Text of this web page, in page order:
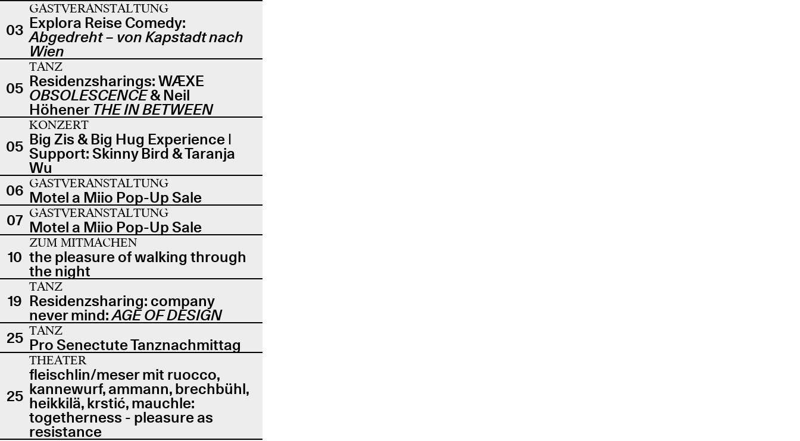
03
GASTVERANSTALTUNG
Explora Reise Comedy:
Abgedreht – von Kapstadt nach
Wien
05
TANZ
Residenzsharings: WÆXE
OBSOLESCENCE& Neil
Höhener THE IN BETWEEN
05
KONZERT
Big Zis & Big Hug Experience |
Support: Skinny Bird & Taranja
Wu
06 GASTVERANSTALTUNG
Motel a Miio Pop-Up Sale
07 GASTVERANSTALTUNG
Motel a Miio Pop-Up Sale
10
ZUM MITMACHEN
the pleasure of walking through
the night
19
TANZ
Residenzsharing: company
never mind:AGE OF DESIGN
25 TANZ
Pro Senectute Tanznachmittag
25
THEATER
fleischlin/meser mit ruocco,
kannewurf, ammann, brechbühl,
heikkilä, krstić, mauchle:
togetherness - pleasure as
resistance